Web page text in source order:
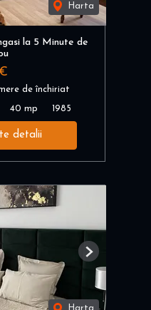
Harta
la 5 Minute de
de închiriat
40 mp 1985
detalii
Next